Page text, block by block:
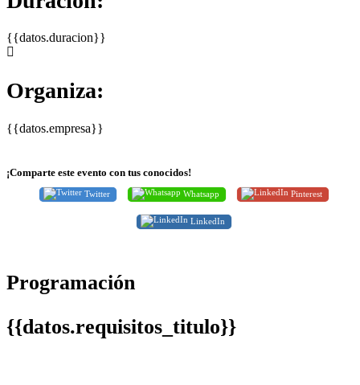
{{datos.duracion}}
Organiza:
{{datos.empresa}}
¡Comparte este evento con tus conocidos!
Twitter Whatsapp Pinterest
LinkedIn
Programación
{{datos.requisitos_titulo}}